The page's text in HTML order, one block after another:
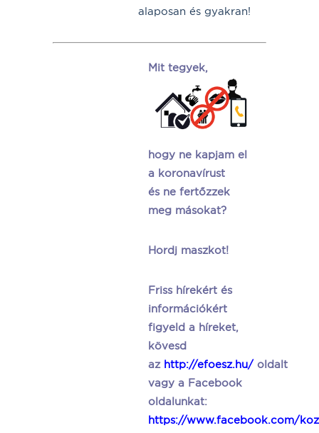
alaposan és gyakran!
Mit tegyek,
hogy ne kapjam el
a koronavírust
és ne fertőzzek
meg másokat?
Hordj maszkot!
Friss hírekért és
információkért
figyeld a híreket,
kövesd
az http://efoesz.hu/oldalt
vagy a Facebook
oldalunkat:
https://www.facebook.com/